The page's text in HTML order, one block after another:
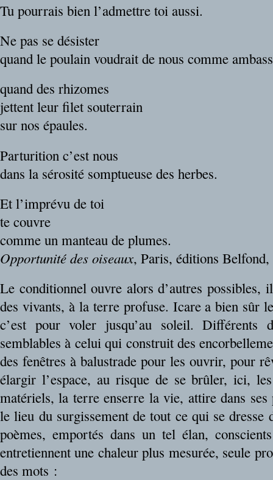
Tu pourrais bien l’admettre toi aussi.
Ne pas se désister
quand le poulain voudrait de nous comme
quand des rhizomes
jettent leur filet souterrain
sur nos épaules.
Parturition c’est nous
dans la sérosité somptueuse des herbes.
Et l’imprévu de toi
te couvre
comme un manteau de plumes.
Opportunité des oiseaux, Paris, éditions
Le conditionnel ouvre alors d’autres possibles,
des vivants, à la terre profuse. Icare a bien sûr
c’est pour voler jusqu’au soleil. Différents
semblables à celui qui construit des
des fenêtres à balustrade pour les ouvrir, pour
élargir l’espace, au risque de se brûler, ici,
matériels, la terre enserre la vie, attire dans ses
le lieu du surgissement de tout ce qui se
poèmes, emportés dans un tel élan,
entretiennent une chaleur plus mesurée, seule
des mots :